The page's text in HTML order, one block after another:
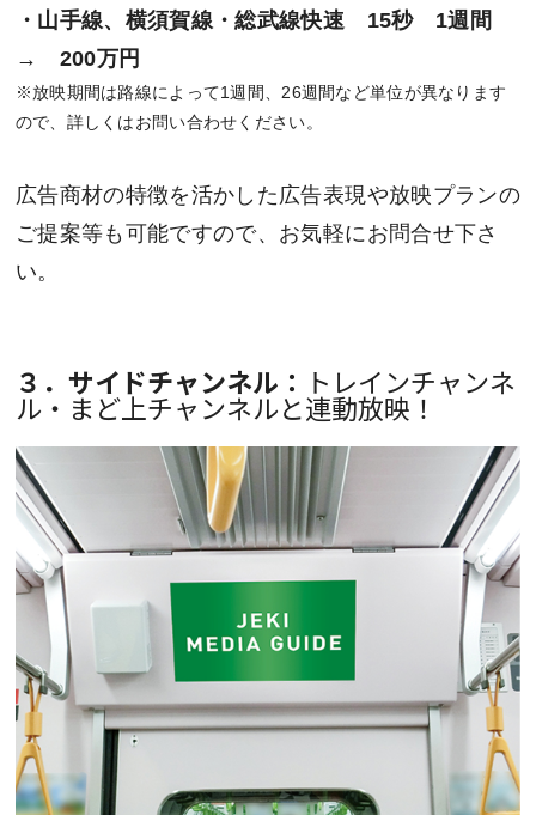
・山手線、横須賀線・総武線快速 15秒 1週間
→ 200万円
※放映期間は路線によって1週間、26週間など単位が異なります
ので、詳しくはお問い合わせください。
広告商材の特徴を活かした広告表現や放映プランの
ご提案等も可能ですので、お気軽にお問合せ下さ
い。
３．サイドチャンネル： トレインチャンネ
ル・まど上チャンネルと連動放映！